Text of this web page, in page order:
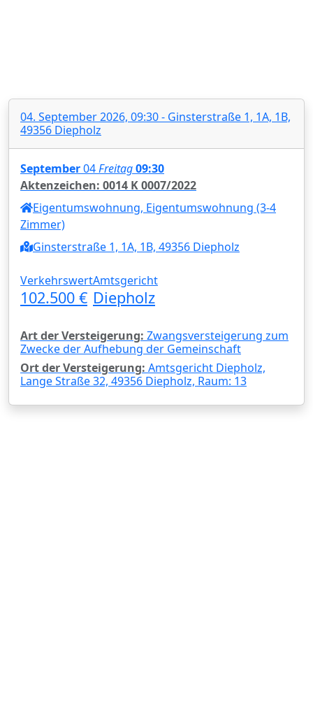
04. September 2026, 09:30 - Ginsterstraße 1, 1A, 1B,
49356 Diepholz
September04Freitag09:30
Aktenzeichen: 0014 K 0007/2022
Eigentumswohnung, Eigentumswohnung (3-4
Zimmer)
Ginsterstraße 1, 1A, 1B, 49356 Diepholz
Verkehrswert
102.500 €
Amtsgericht
Diepholz
Art der Versteigerung: Zwangsversteigerung zum
Zwecke der Aufhebung der Gemeinschaft
Ort der Versteigerung: Amtsgericht Diepholz,
Lange Straße 32, 49356 Diepholz, Raum: 13